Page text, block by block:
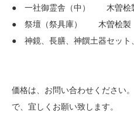
● 一社御霊舎（中） 木曽桧
● 祭壇（祭具庫） 木曽桧製
● 神鏡、長膳、神饌土器セット
価格は、お問い合わせくださ
で、宜しくお願い致します。